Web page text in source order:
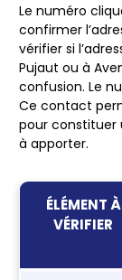
Le numéro
confirmer
vérifier si
Pujaut ou à
confusion. Le
Ce contact
pour constituer
à apporter.
ÉLÉMENT À
VÉRIFIER